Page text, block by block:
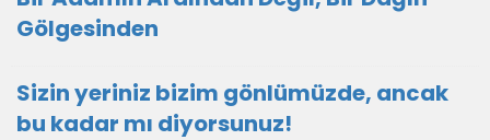
Gölgesinden
Sizin yeriniz bizim gönlümüzde, ancak
bu kadar mı diyorsunuz!